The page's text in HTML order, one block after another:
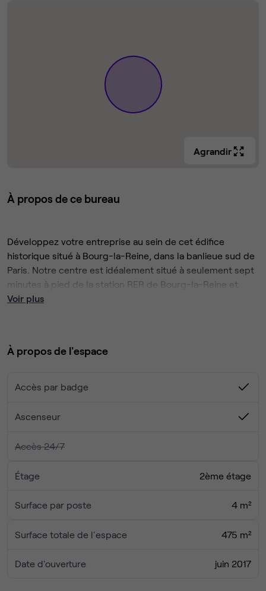
Agrandir
À propos de ce bureau
Développez votre entreprise au sein de cet édifice
historique situé à Bourg-la-Reine, dans la banlieue sud de
Paris. Notre centre est idéalement situé à seulement sept
minutes à pied de la station RER de Bourg-la-Reine et
offre également des installations pour le stationnement
space généreux de ce centre, qui offre également des
vos collègues à l'une des brasseries locales, ou bien
charmant parc de Sceaux, situé à proximité.
Voir plus
À propos de l'espace
Accès par badge
Ascenseur
Accès 24/7
Étage 2ème étage
Surface par poste 4 m²
Surface totale de l'espace 475 m²
Date d'ouverture juin 2017